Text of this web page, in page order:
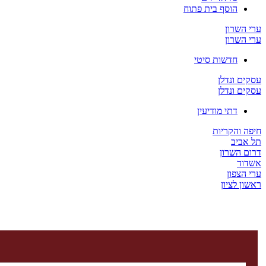
הוסף בית פתוח
ערי השרון
ערי השרון
חדשות סיטי
עסקים ונדלן
עסקים ונדלן
דתי מודיעין
חיפה והקריות
תל אביב
דרום השרון
אשדוד
ערי הצפון
ראשון לציון